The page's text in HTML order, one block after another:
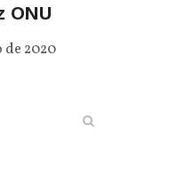
ONU
de 2020